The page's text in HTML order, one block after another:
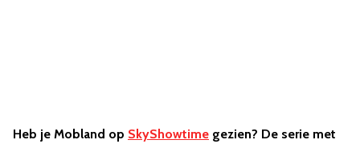
Heb je Mobland op SkyShowtime gezien? De serie met